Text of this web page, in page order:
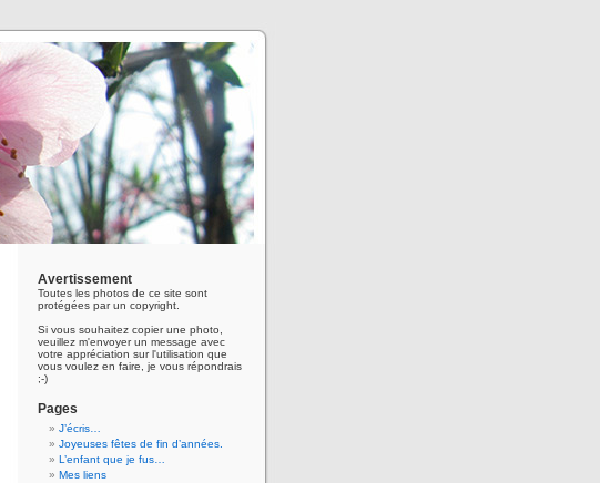
Avertissement
Toutes les photos de ce site sont
protégées par un copyright.
Si vous souhaitez copier une photo,
veuillez m'envoyer un message avec
votre appréciation sur l'utilisation que
vous voulez en faire, je vous répondrais
;-)
Pages
J’écris…
Joyeuses fêtes de fin d’années.
L’enfant que je fus…
Mes liens